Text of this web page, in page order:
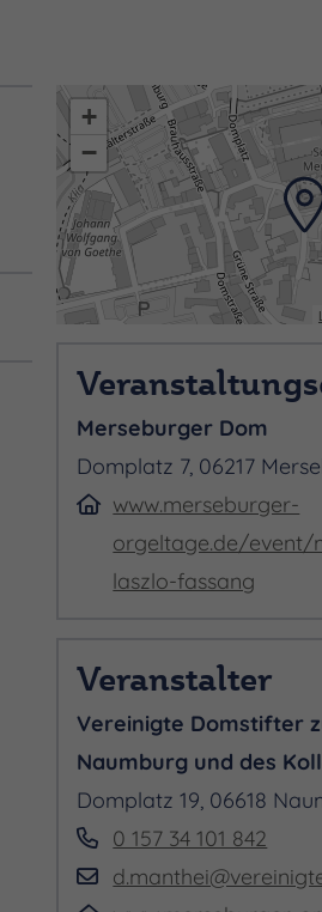
Moderatorentätigkeiten in
und alle Musikfreunde mit
+
−
Merseburger Dom
Domplatz 7, 06217
www.merseburger-
orgeltage.de/event/
laszlo-fassang
Veranstalter
Vereinigte Domstifter
Naumburg und des
Domplatz 19, 06618
0 157 34 101 842